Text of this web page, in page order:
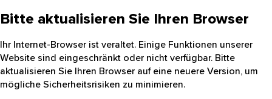
Bitte aktualisieren Sie Ihren Browser
Ihr Internet-Browser ist veraltet. Einige Funktionen unserer
Website sind eingeschränkt oder nicht verfügbar. Bitte
aktualisieren Sie Ihren Browser auf eine neuere Version, um
mögliche Sicherheitsrisiken zu minimieren.